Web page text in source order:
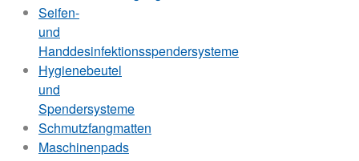
Seifen-
und
Handdesinfektionsspendersysteme
Hygienebeutel
und
Spendersysteme
Schmutzfangmatten
Maschinenpads